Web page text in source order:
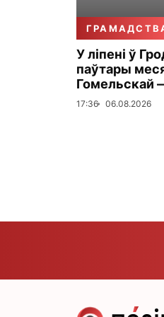
У ліпені ў
паўтары
Гомельскай
17:36 06.08.2026